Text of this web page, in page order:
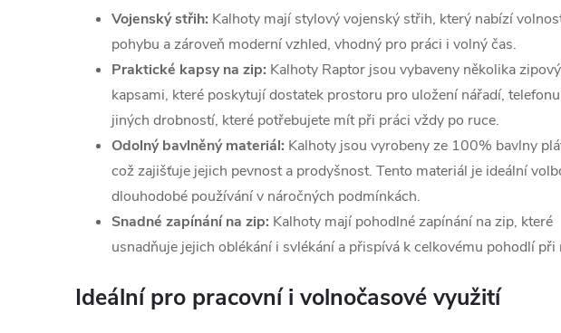
Vojenský střih: Kalhoty mají stylový vojenský střih, který nabízí
pohybu a zároveň moderní vzhled, vhodný pro práci i volný čas.
Praktické kapsy na zip: Kalhoty Raptor jsou vybaveny několika
kapsami, které poskytují dostatek prostoru pro uložení nářadí,
jiných drobností, které potřebujete mít při práci vždy po ruce.
Odolný bavlněný materiál: Kalhoty jsou vyrobeny ze 100% bavlny
což zajišťuje jejich pevnost a prodyšnost. Tento materiál je ideální
dlouhodobé používání v náročných podmínkách.
Snadné zapínání na zip: Kalhoty mají pohodlné zapínání na zip, které
usnadňuje jejich oblékání i svlékání a přispívá k celkovému pohodlí při
Ideální pro pracovní i volnočasové využití